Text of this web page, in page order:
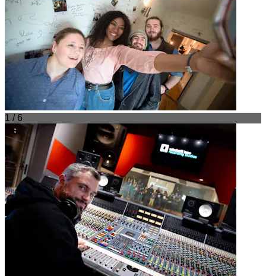
1 / 6